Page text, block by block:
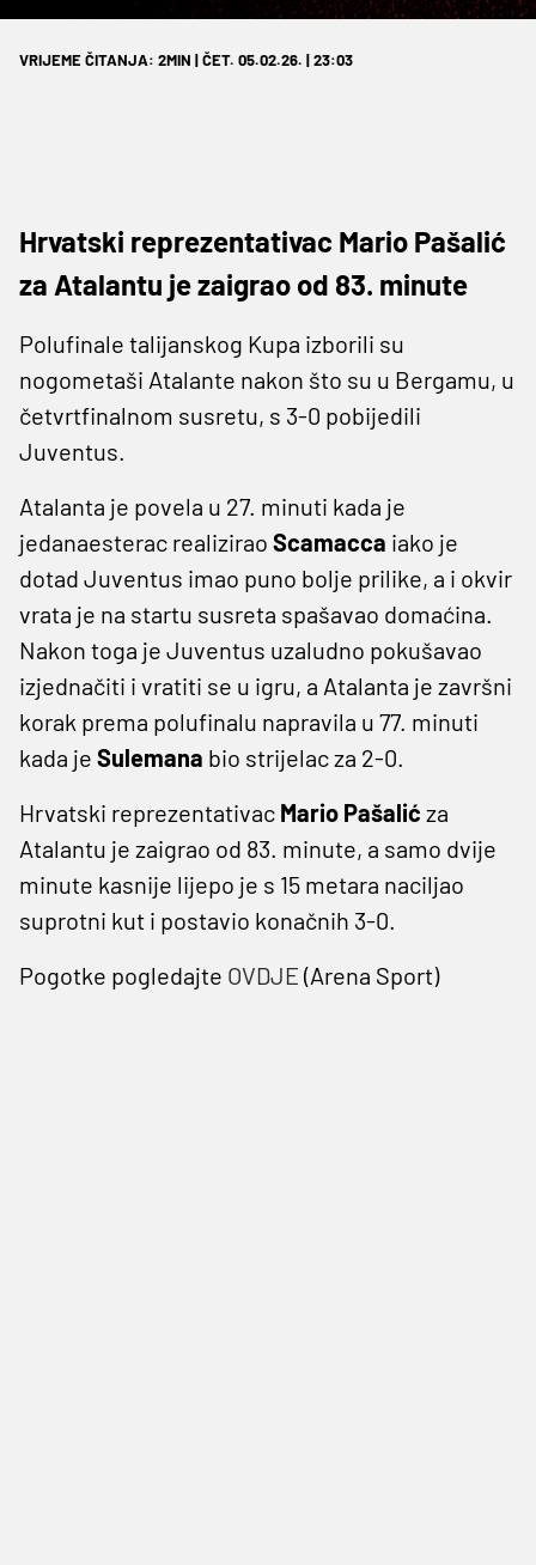
VRIJEME ČITANJA: 2MIN | ČET. 05.02.26. | 23:03
Hrvatski reprezentativac Mario Pašalić
za Atalantu je zaigrao od 83. minute
Polufinale talijanskog Kupa izborili su
nogometaši Atalante nakon što su u Bergamu, u
četvrtfinalnom susretu, s 3-0 pobijedili
Juventus.
Atalanta je povela u 27. minuti kada je
jedanaesterac realizirao Scamacca iako je
dotad Juventus imao puno bolje prilike, a i okvir
vrata je na startu susreta spašavao domaćina.
Nakon toga je Juventus uzaludno pokušavao
izjednačiti i vratiti se u igru, a Atalanta je završni
korak prema polufinalu napravila u 77. minuti
kada je Sulemana bio strijelac za 2-0.
Hrvatski reprezentativac Mario Pašalić za
Atalantu je zaigrao od 83. minute, a samo dvije
minute kasnije lijepo je s 15 metara naciljao
suprotni kut i postavio konačnih 3-0.
Pogotke pogledajte OVDJE (Arena Sport)